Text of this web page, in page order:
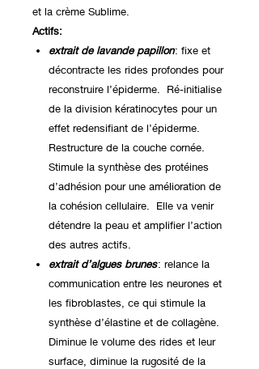
et la crème Sublime.
Actifs:
extrait de lavande papillon: fixe et
décontracte les rides profondes pour
reconstruire l’épiderme. Ré-initialise
de la division kératinocytes pour un
effet redensifiant de l’épiderme.
Restructure de la couche cornée.
Stimule la synthèse des protéines
d’adhésion pour une amélioration de
la cohésion cellulaire. Elle va venir
détendre la peau et amplifier l’action
des autres actifs.
extrait d’algues brunes: relance la
communication entre les neurones et
les fibroblastes, ce qui stimule la
synthèse d’élastine et de collagène.
Diminue le volume des rides et leur
surface, diminue la rugosité de la